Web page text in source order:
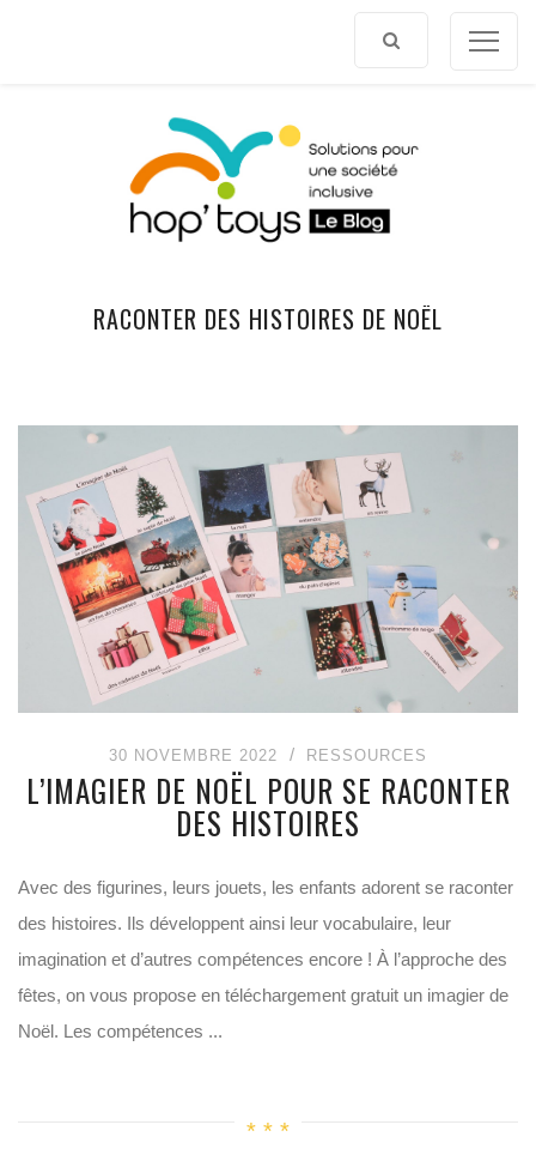
RACONTER DES HISTOIRES DE NOËL
30 NOVEMBRE 2022 RESSOURCES
L’IMAGIER DE NOËL POUR SE RACONTER
DES HISTOIRES
Avec des figurines, leurs jouets, les enfants adorent se raconter
des histoires. Ils développent ainsi leur vocabulaire, leur
imagination et d’autres compétences encore ! À l’approche des
fêtes, on vous propose en téléchargement gratuit un imagier de
Noël. Les compétences ...